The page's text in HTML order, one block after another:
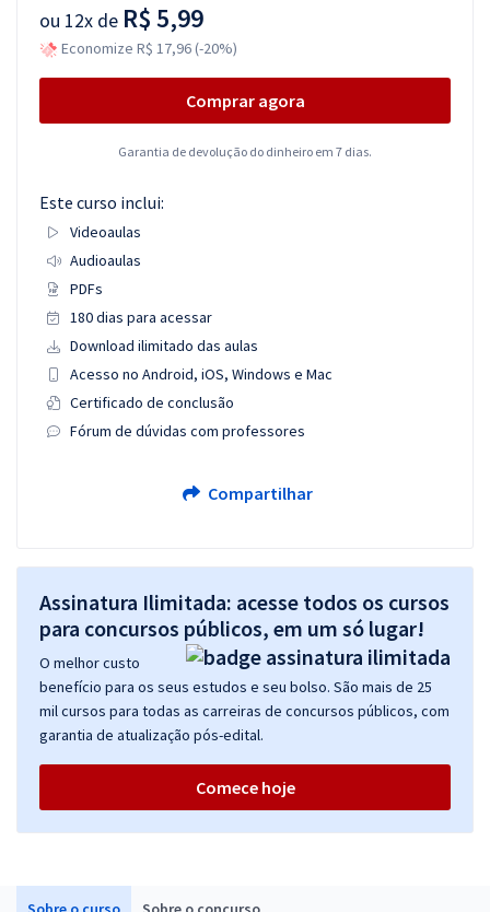
ou 12x de R$ 5,99
Economize R$ 17,96 (-20%)
Comprar agora
Garantia de devolução do dinheiro em 7 dias.
Este curso inclui:
Videoaulas
Audioaulas
PDFs
180 dias para acessar
Download ilimitado das aulas
Acesso no Android, iOS, Windows e Mac
Certificado de conclusão
Fórum de dúvidas com professores
Compartilhar
Assinatura Ilimitada: acesse todos os cursos
para concursos públicos, em um só lugar!
O melhor custo
benefício para os seus estudos e seu bolso. São mais de 25
mil cursos para todas as carreiras de concursos públicos, com
garantia de atualização pós-edital.
Comece hoje